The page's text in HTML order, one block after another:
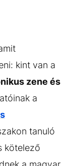
kint van a
zene és
a
tanuló
kötelező